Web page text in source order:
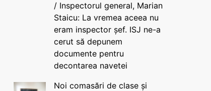
/ Inspectorul general, Marian
Staicu: La vremea aceea nu
eram inspector șef. ISJ ne-a
cerut să depunem
documente pentru
decontarea navetei
Noi comasări de clase și